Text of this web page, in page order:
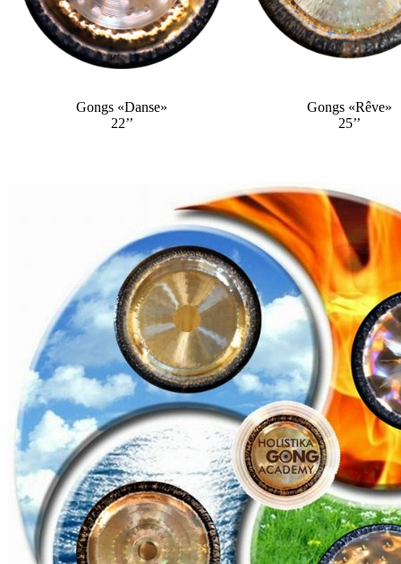
Gongs «Danse»
22’’
Gongs «Rêve»
25’’